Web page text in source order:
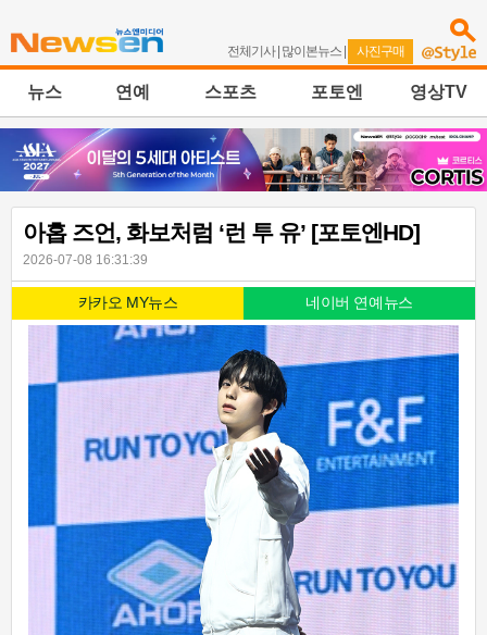
전체기사| 많이본뉴스 | 사진구매
뉴스 연예 스포츠 포토엔 영상TV
아홉 즈언, 화보처럼 ‘런 투 유’ [포토엔HD]
2026-07-08 16:31:39
카카오 MY뉴스 네이버 연예뉴스